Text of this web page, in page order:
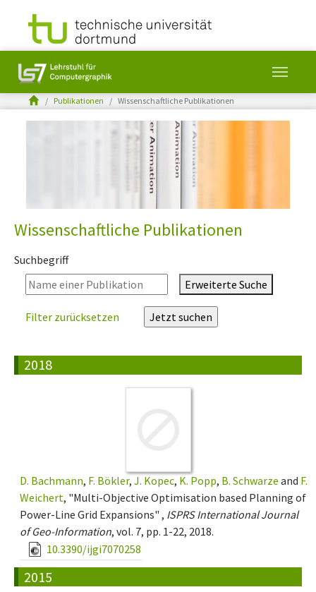
You are here:Publikationen Wissenschaftliche Publikationen
Wissenschaftliche Publikationen
Suchbegriff
Erweiterte Suche
Filter zurücksetzen
2018
D. Bachmann, F. Bökler, J. Kopec, K. Popp, B. Schwarze and F.
Weichert, "Multi-Objective Optimisation based Planning of
Power-Line Grid Expansions" , ISPRS International Journal
of Geo-Information, vol. 7, pp. 1-22, 2018.
10.3390/ijgi7070258
2015